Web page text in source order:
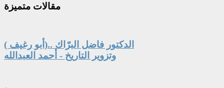
مقالات متميزة
الدكتور فاضل البرّاك ..(أبو رغيف )
وتزوير التاريخ - أحمد العبدالله